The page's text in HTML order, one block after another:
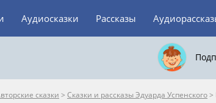
Аудиосказки Рассказы
сказки > Сказки и рассказы Эдуарда Успенского>